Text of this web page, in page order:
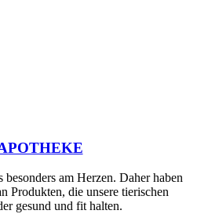
am Herzen. Daher haben
Produkten, die unsere tierischen
gesund und fit halten.